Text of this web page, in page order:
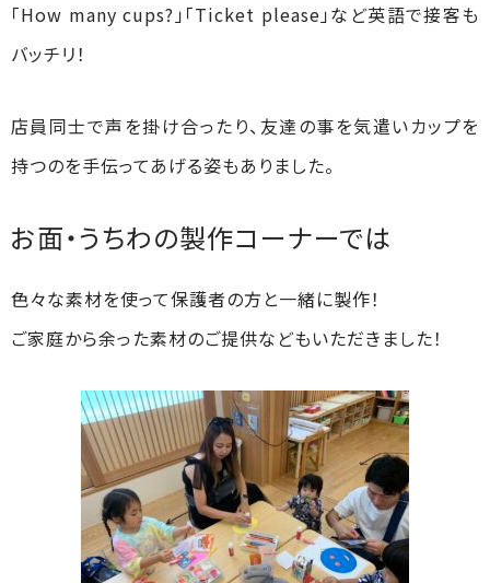
「How many cups?」「Ticket please」など英語で接客も
バッチリ！
店員同士で声を掛け合ったり、友達の事を気遣いカップを
持つのを手伝ってあげる姿もありました。
お面・うちわの製作コーナーでは
色々な素材を使って保護者の方と一緒に製作！
ご家庭から余った素材のご提供などもいただきました！